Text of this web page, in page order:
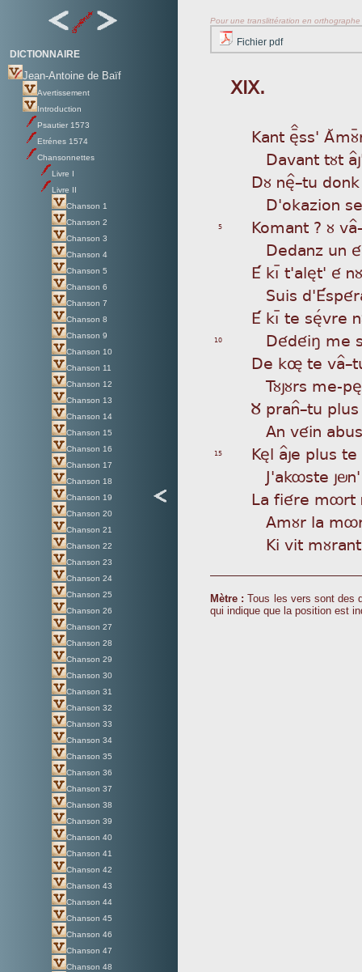
DICTIONNAIRE
Jean-Antoine de Baïf
Avertissement
Introduction
Psautier 1573
Etrénes 1574
Chansonnettes
Livre I
Livre II
Chanson 1
Chanson 2
Chanson 3
Chanson 4
Chanson 5
Chanson 6
Chanson 7
Chanson 8
Chanson 9
Chanson 10
Chanson 11
Chanson 12
Chanson 13
Chanson 14
Chanson 15
Chanson 16
Chanson 17
Chanson 18
Chanson 19
Chanson 20
Chanson 21
Chanson 22
Chanson 23
Chanson 24
Chanson 25
Chanson 26
Chanson 27
Chanson 28
Chanson 29
Chanson 30
Chanson 31
Chanson 32
Chanson 33
Chanson 34
Chanson 35
Chanson 36
Chanson 37
Chanson 38
Chanson 39
Chanson 40
Chanson 41
Chanson 42
Chanson 43
Chanson 44
Chanson 45
Chanson 46
Chanson 47
Chanson 48
Pour une translittération en
Fichier pdf
XIX.
Kant èÏss'
Davant tùt
Dù nè^_tu
D'okazion
5 Komant ? ù
Dedanz un
É kìþ t'alèt' é
Suis
É kìþ te sèÌvre
10 Dédéiñ me
De kø te
Tùjùrs me-
Ù pran^_tu
An véin
15 Kèl a^je plus
J'akôste jön'
La fiére môrt
Amùr la
Ki vit
Mètre : Tous les vers sont des
qui indique que la position est